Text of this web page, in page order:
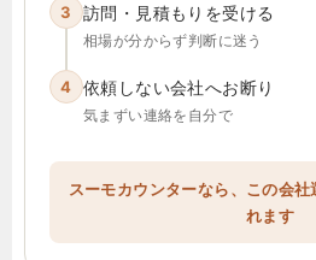
3 訪問・見積もりを受ける
相場が分からず判断に迷う
4 依頼しない会社へお断り
気まずい連絡を自分で
スーモカウンターなら、この会
れます